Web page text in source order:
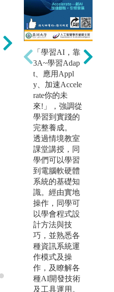
【電影實務拍
攝】 為本系最
主要的學習方
式之一，藉由
上課學得基礎
知識後，實際
組成拍攝劇
組，以好萊塢
的手法與專業
分工，並採用
系上所提供之
電影級專業設
備，來進行拍
攝的工作。從
前期規劃、拍
攝執行階段、
後製剪接等完
整呈現一部作
品。本系以電
影拍攝為主，
並涉獵業界非
常需要的廣告
片與MV製作
專業。
「學習AI，靠
3A~學習Adap
t、應用Appl
y、加速Accele
rate你的未
來!」，強調從
學習到實踐的
完整養成。
透過情境教室
課堂講授，同
學們可以學習
到電腦軟硬體
系統的基礎知
識。經由實地
操作，同學可
以學會程式設
計方法與技
巧，並熟悉各
種資訊系統運
作模式及操
作，及瞭解各
種AI開發技術
及工具運用。